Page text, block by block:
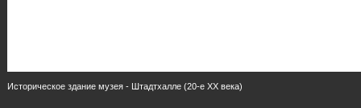
Историческое здание музея - Штадтхалле (20-е XX века)